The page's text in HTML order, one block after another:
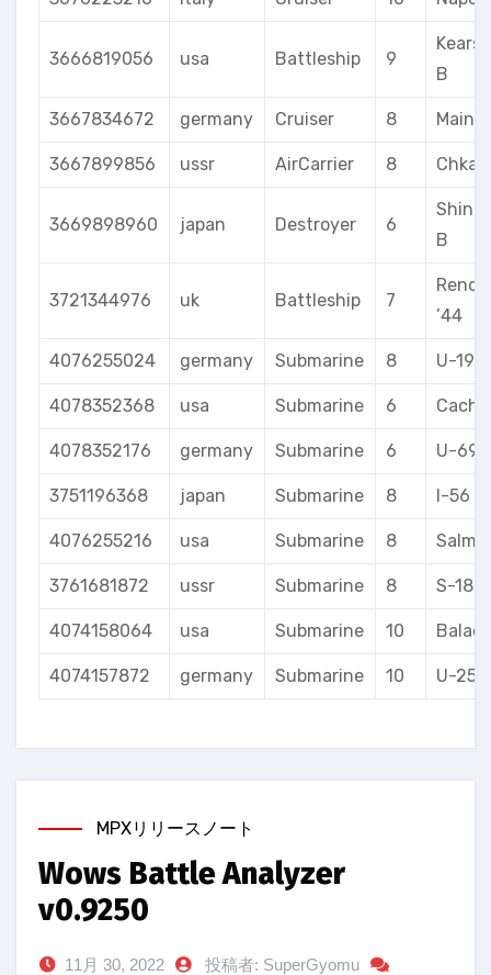
3666819056 usa Battleship 9
B
3667834672 germany Cruiser 8 Mainz
3667899856 ussr AirCarrier 8
3669898960 japan Destroyer 6
B
3721344976 uk Battleship 7
’44
4076255024 germany Submarine 8 U-190
4078352368 usa Submarine 6
4078352176 germany Submarine 6 U-69
3751196368 japan Submarine 8 I-56
4076255216 usa Submarine 8
3761681872 ussr Submarine 8 S-189
4074158064 usa Submarine 10 Balao
4074157872 germany Submarine 10 U-
MPXリリースノート
Wows Battle Analyzer
v0.9250
11月 30, 2022
投稿者: SuperGyomu